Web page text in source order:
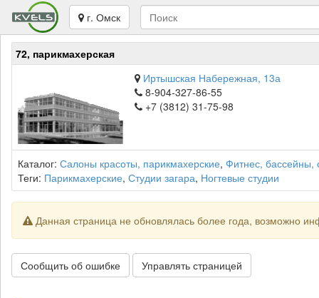
г. Омск
72, парикмахерская
Иртышская Набережная, 13а
8-904-327-86-55
+7 (3812) 31-75-98
Каталог: Салоны красоты, парикмахерские, Фитнес, бассейны,
Теги: Парикмахерские, Студии загара, Ногтевые студии
Данная страница не обновлялась более года, возможно
Сообщить об ошибке Управлять страницей